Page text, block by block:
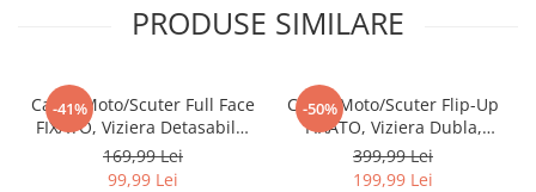
PRODUSE SIMILARE
-41%
Casca Moto/Scuter Full Face
FIXATO, Viziera Detasabila,
Marime Universala 59-
62cm, Negru
169,99 Lei
99,99 Lei
-50%
Casca Moto/Scuter Flip-Up
FIXATO, Viziera Dubla,
Protectie UV, Negru cu
Verde, L 59-60cm
399,99 Lei
199,99 Lei